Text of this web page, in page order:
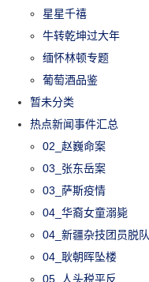
星星千禧
牛转乾坤过大年
缅怀林顿专题
葡萄酒品鉴
暂未分类
热点新闻事件汇总
02_赵巍命案
03_张东岳案
03_萨斯疫情
04_华裔女童溺毙
04_新疆杂技团员脱队
04_耿朝晖坠楼
05_人头税平反